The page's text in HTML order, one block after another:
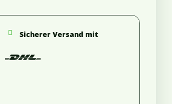
Sicherer Versand mit